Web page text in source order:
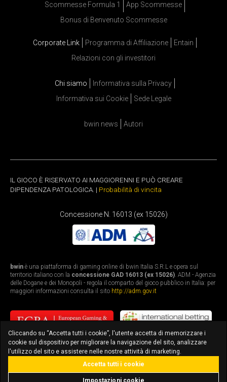
Scommesse Formula 1
App Scommesse
Bonus di Benvenuto Scommesse
Corporate Link Programma di Affiliazione
Entain
Relazioni con gli investitori
Chi siamo
Informativa sulla Privacy
Informativa sui Cookie
Sede Legale
bwin news Autori
IL GIOCO È RISERVATO AI MAGGIORENNI E PUÒ CREARE
DIPENDENZA PATOLOGICA. | Probabilità di vincita
Concessione N. 16013 (ex 15026)
bwin è una piattaforma di gaming online di bwin Italia S.R.L e opera sul
territorio italiano con la concessione GAD 16013 (ex 15026). ADM - Agenzia
delle Dogane e dei Monopoli - regola il comparto del gioco pubblico in Italia: per
maggiori informazioni consulta il sito http://adm.gov.it
bonus fino a 3.010€ scarica l'app
Cliccando su “Accetta tutti i cookie”, l'utente accetta di memorizzare i
cookie sul dispositivo per migliorare la navigazione del sito, analizzare
l'utilizzo del sito e assistere nelle nostre attività di marketing.
Impostazioni cookie
Accetta tutti i cookie